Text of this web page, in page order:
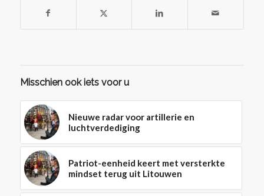
Misschien ook iets voor u
Nieuwe radar voor artillerie en
luchtverdediging
Patriot-eenheid keert met versterkte
mindset terug uit Litouwen